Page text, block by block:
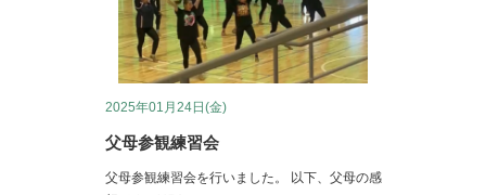
2025年01月24日(金)
父母参観練習会
父母参観練習会を行いました。 以下、父母の感